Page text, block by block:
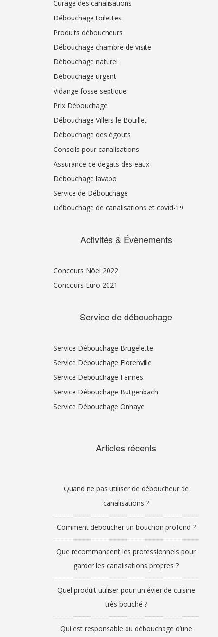
Curage des canalisations
Débouchage toilettes
Produits déboucheurs
Débouchage chambre de visite
Débouchage naturel
Débouchage urgent
Vidange fosse septique
Prix Débouchage
Débouchage Villers le Bouillet
Débouchage des égouts
Conseils pour canalisations
Assurance de degats des eaux
Debouchage lavabo
Service de Débouchage
Débouchage de canalisations et covid-19
Activités & Évènements
Concours Nöel 2022
Concours Euro 2021
Service de débouchage
Service Débouchage Brugelette
Service Débouchage Florenville
Service Débouchage Faimes
Service Débouchage Butgenbach
Service Débouchage Onhaye
Articles récents
Quand ne pas utiliser de déboucheur de
canalisations ?
Comment déboucher un bouchon profond ?
Que recommandent les professionnels pour
garder les canalisations propres ?
Quel produit utiliser pour un évier de cuisine
très bouché ?
Qui est responsable du débouchage d’une